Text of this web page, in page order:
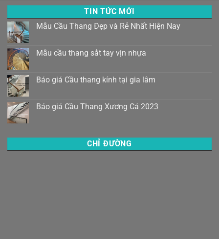
TIN TỨC MỚI
Mẫu Cầu Thang Đẹp và Rẻ Nhất Hiện Nay
Mẫu cầu thang sắt tay vịn nhựa
Báo giá Cầu thang kính tại gia lâm
Báo giá Cầu Thang Xương Cá 2023
CHỈ ĐƯỜNG